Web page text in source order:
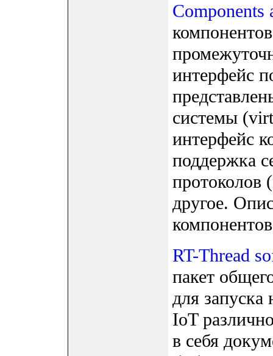
Components
интерфейс
системы
интерфейс
поддержка
протоколов
другое.
RT-Thread
пакет
для запуска
IoT
в себя